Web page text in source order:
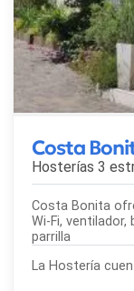
Costa
Hosterías 3
Costa Bonita
Wi-Fi,
parrilla